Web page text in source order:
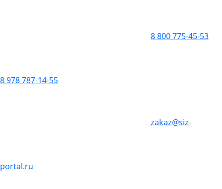
8 800 775-45-53
8 978 787-14-55
zakaz@siz-
portal.ru